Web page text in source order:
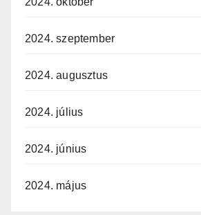
2024. szeptember
2024. augusztus
2024. július
2024. június
2024. május